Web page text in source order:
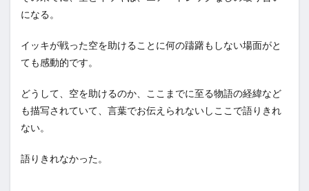
になる。
イッキが戦った空を助けることに何の躊躇もしない場面がと
ても感動的です。
どうして、空を助けるのか、ここまでに至る物語の経緯など
も描写されていて、言葉でお伝えられないしここで語りきれ
ない。
語りきれなかった。